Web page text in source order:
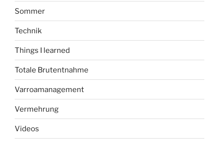
Sommer
Technik
Things I learned
Totale Brutentnahme
Varroamanagement
Vermehrung
Videos